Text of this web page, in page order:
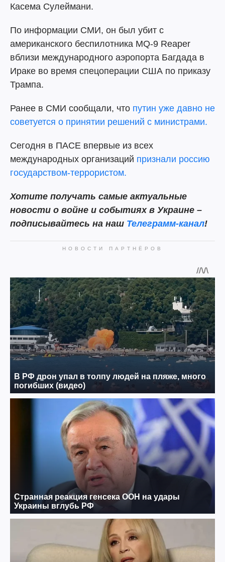
Касема Сулеймани.
По информации СМИ, он был убит с
американского беспилотника MQ-9 Reaper
вблизи международного аэропорта Багдада в
Ираке во время спецоперации США по приказу
Трампа.
Ранее в СМИ сообщали, что путин уже давно не
советуется о принятии решений с министрами.
Сегодня в ПАСЕ впервые из всех
международных организаций признали россию
государством-террористом.
Хотите получать самые актуальные
новости о войне и событиях в Украине –
подписывайтесь на наш Телеграмм-канал!